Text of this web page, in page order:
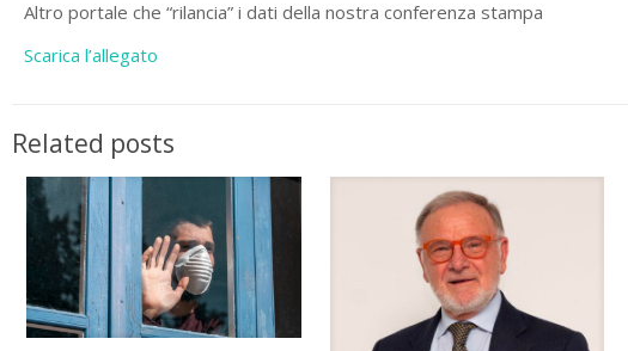
Altro portale che “rilancia” i dati della nostra conferenza stampa
Scarica l’allegato
Related posts